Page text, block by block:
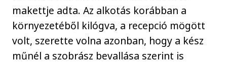
makettje adta. Az alkotás korábban a
környezetéből kilógva, a recepció mögött
volt, szerette volna azonban, hogy a kész
műnél a szobrász bevallása szerint is